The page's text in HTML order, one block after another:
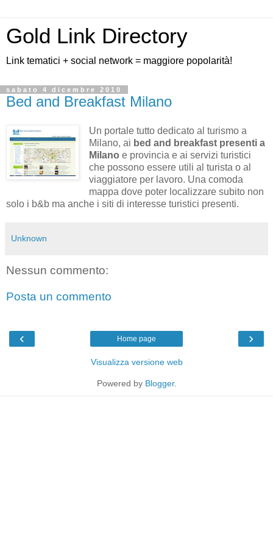
Gold Link Directory
Link tematici + social network = maggiore popolarità!
sabato 4 dicembre 2010
Bed and Breakfast Milano
Un portale tutto dedicato al turismo a
Milano, ai bed and breakfast presenti a
Milano e provincia e ai servizi turistici
che possono essere utili al turista o al
viaggiatore per lavoro. Una comoda
mappa dove poter localizzare subito non
solo i b&b ma anche i siti di interesse turistici presenti.
Unknown
Nessun commento:
Posta un commento
‹ ›
Home page
Visualizza versione web
Powered by Blogger.